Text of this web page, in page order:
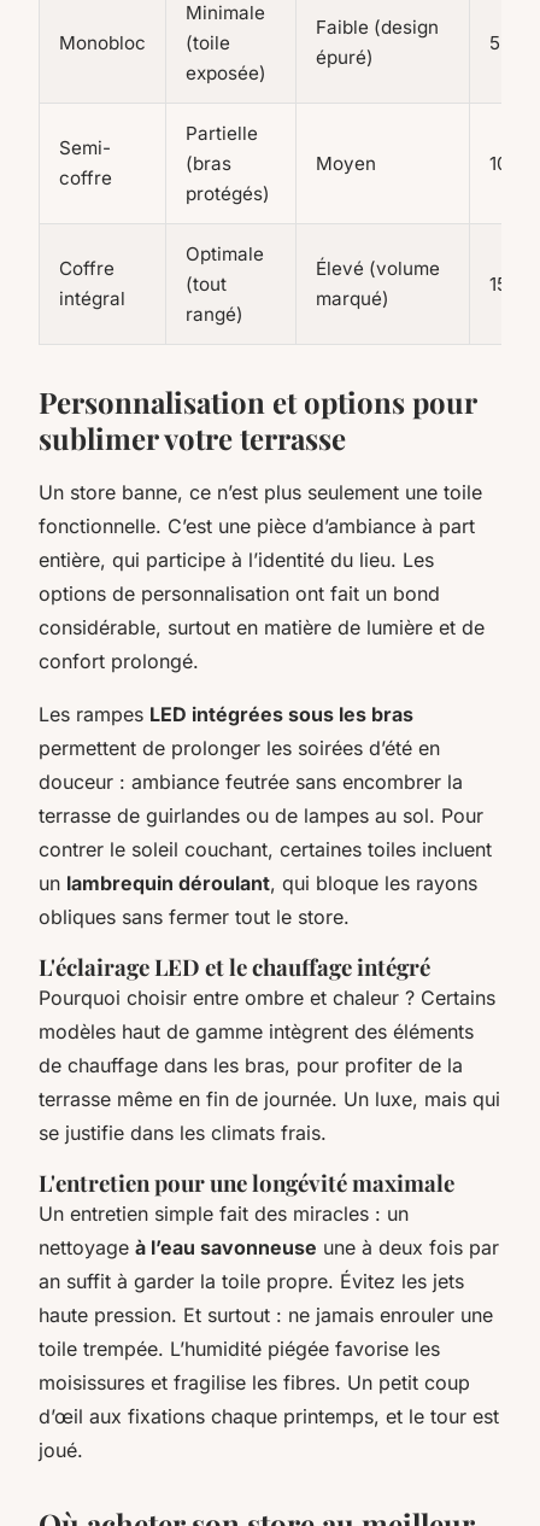
Monobloc
Minimale
(toile
exposée)
Faible (design
épuré)
5-8
Semi-
coffre
Partielle
(bras
protégés)
Moyen 10-
Coffre
intégral
Optimale
(tout
rangé)
Élevé (volume
marqué)
15+
Personnalisation et options pour
sublimer votre terrasse
Un store banne, ce n’est plus seulement une toile
fonctionnelle. C’est une pièce d’ambiance à part
entière, qui participe à l’identité du lieu. Les
options de personnalisation ont fait un bond
considérable, surtout en matière de lumière et de
confort prolongé.
Les rampes LED intégrées sous les bras
permettent de prolonger les soirées d’été en
douceur : ambiance feutrée sans encombrer la
terrasse de guirlandes ou de lampes au sol. Pour
contrer le soleil couchant, certaines toiles incluent
un lambrequin déroulant, qui bloque les rayons
obliques sans fermer tout le store.
L'éclairage LED et le chauffage intégré
Pourquoi choisir entre ombre et chaleur ? Certains
modèles haut de gamme intègrent des éléments
de chauffage dans les bras, pour profiter de la
terrasse même en fin de journée. Un luxe, mais qui
se justifie dans les climats frais.
L'entretien pour une longévité maximale
Un entretien simple fait des miracles : un
nettoyage à l’eau savonneuse une à deux fois par
an suffit à garder la toile propre. Évitez les jets
haute pression. Et surtout : ne jamais enrouler une
toile trempée. L’humidité piégée favorise les
moisissures et fragilise les fibres. Un petit coup
d’œil aux fixations chaque printemps, et le tour est
joué.